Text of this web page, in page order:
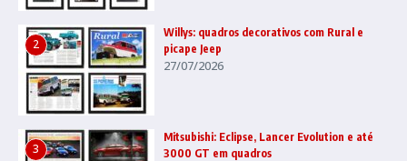
2
Willys: quadros decorativos com Rural e
picape Jeep
27/07/2026
3
Mitsubishi: Eclipse, Lancer Evolution e até
3000 GT em quadros